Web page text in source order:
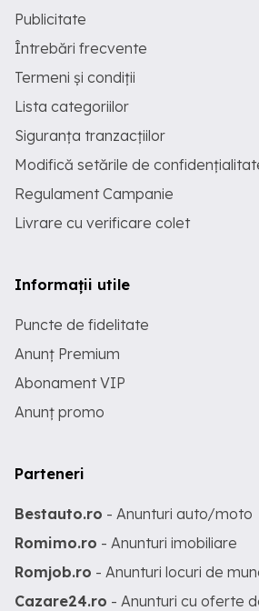
Publicitate
Întrebări frecvente
Termeni și condiții
Lista categoriilor
Siguranța tranzacțiilor
Modifică setările de
Regulament Campanie
Livrare cu verificare colet
Informații utile
Puncte de fidelitate
Anunț Premium
Abonament VIP
Anunț promo
Parteneri
Bestauto.ro - Anunturi auto/moto
Romimo.ro - Anunturi imobiliare
Romjob.ro - Anunturi locuri de
Cazare24.ro - Anunturi cu oferte